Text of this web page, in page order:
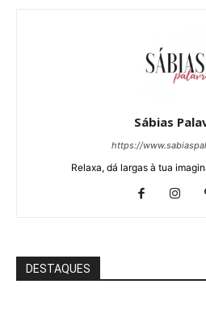
Sábias
https://
Relaxa, dá largas à tua
DESTAQUES